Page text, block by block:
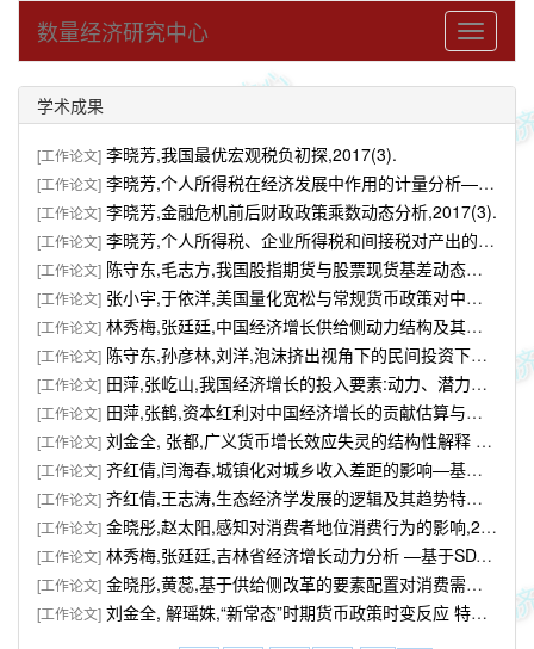
Toggle
数量经济研究中心
学术成果
[工作论文] 李晓芳,我国最优宏观税负初探,2017(3).
[工作论文] 李晓芳,个人所得税在经济发展中作用的计量分析——兼论李嘉图等价定理在我国的适用性,2017(3).
[工作论文] 李晓芳,金融危机前后财政政策乘数动态分析,2017(3).
[工作论文] 李晓芳,个人所得税、企业所得税和间接税对产出的动态冲击的计量分析,2017(3).
[工作论文] 陈守东,毛志方,我国股指期货与股票现货基差动态门限的研究 ——基于非参数TAR 模型的分析,2017(1).
[工作论文] 张小宇,于依洋,美国量化宽松与常规货币政策对中国实体经济溢出效应的实证检验,2017(1).
[工作论文] 林秀梅,张廷廷,中国经济增长供给侧动力结构及其演进特征,2016(12).
[工作论文] 陈守东,孙彦林,刘洋,泡沫挤出视角下的民间投资下滑,2016(10).
[工作论文] 田萍,张屹山,我国经济增长的投入要素:动力、潜力与摩擦,2016(9).
[工作论文] 田萍,张鹤,资本红利对中国经济增长的贡献估算与节点预测,2016(9).
[工作论文] 刘金全, 张都,广义货币增长效应失灵的结构性解释 ——基于广义货币分解视角的实时测度,2016(8).
[工作论文] 齐红倩,闫海春,城镇化对城乡收入差距的影响—基于金融发展的门槛效应,2016(6).
[工作论文] 齐红倩,王志涛,生态经济学发展的逻辑及其趋势特征,2016(5).
[工作论文] 金晓彤,赵太阳,感知对消费者地位消费行为的影响,2016(4).
[工作论文] 林秀梅,张廷廷,吉林省经济增长动力分析 —基于SDA分解技术,2016(4).
[工作论文] 金晓彤,黄蕊,基于供给侧改革的要素配置对消费需求的影响,2016(3).
[工作论文] 刘金全, 解瑶姝,“新常态”时期货币政策时变反应 特征与调控模式选择,2016(3).